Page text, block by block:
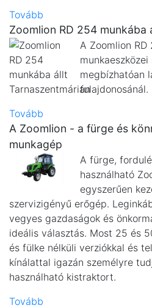
Tovább
Zoomlion RD 254 munkába
A Zoomlion
megbízhatóan
tulajdonosánál.
Tovább
A Zoomlion - a fürge és
munkagép
A fürge,
használható
egyszerűen
szervizigényű erőgép.
vegyes gazdaságok és
ideális választás. Most 25 és
és fülke nélküli verziókkal és
kínálattal igazán személyre
használható kistraktort.
Tovább